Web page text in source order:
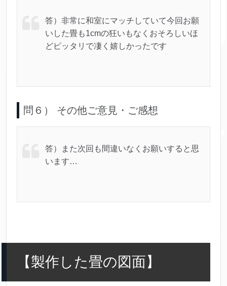
答）非常に和室にマッチしていて今回お願
いした畳も1cmの狂いもなくおそろしいほ
どピッタリで凄く嬉しかったです
問６） その他ご意見・ご感想
答）また次回も間違いなくお願いすると思
います…
【製作した畳の図面】